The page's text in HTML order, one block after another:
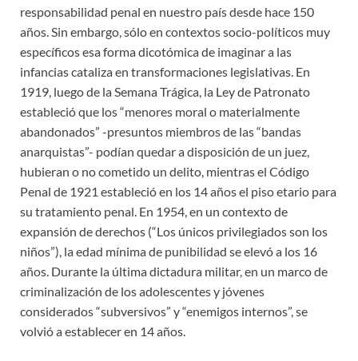
responsabilidad penal en nuestro país desde hace 150
años. Sin embargo, sólo en contextos socio-políticos muy
específicos esa forma dicotómica de imaginar a las
infancias cataliza en transformaciones legislativas. En
1919, luego de la Semana Trágica, la Ley de Patronato
estableció que los “menores moral o materialmente
abandonados” -presuntos miembros de las “bandas
anarquistas”- podían quedar a disposición de un juez,
hubieran o no cometido un delito, mientras el Código
Penal de 1921 estableció en los 14 años el piso etario para
su tratamiento penal. En 1954, en un contexto de
expansión de derechos (“Los únicos privilegiados son los
niños”), la edad mínima de punibilidad se elevó a los 16
años. Durante la última dictadura militar, en un marco de
criminalización de los adolescentes y jóvenes
considerados “subversivos” y “enemigos internos”, se
volvió a establecer en 14 años.